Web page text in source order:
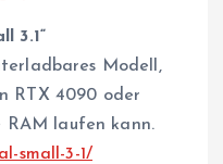
3.1“
Modell,
RTX 4090 oder
RAM laufen kann.
small-3-1/